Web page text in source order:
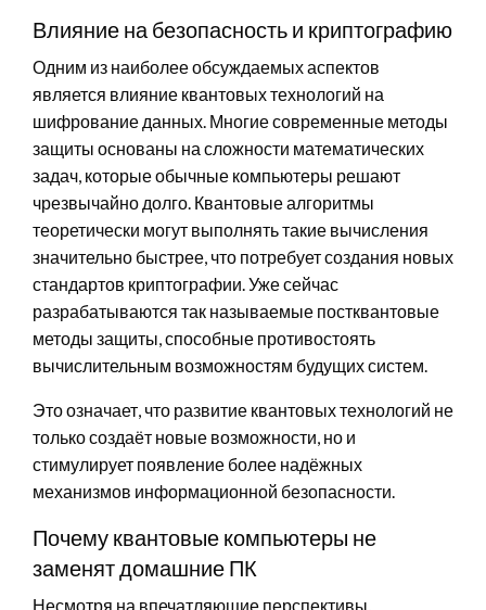
Влияние на безопасность и криптографию
Одним из наиболее обсуждаемых аспектов
является влияние квантовых технологий на
шифрование данных. Многие современные методы
защиты основаны на сложности математических
задач, которые обычные компьютеры решают
чрезвычайно долго. Квантовые алгоритмы
теоретически могут выполнять такие вычисления
значительно быстрее, что потребует создания новых
стандартов криптографии. Уже сейчас
разрабатываются так называемые постквантовые
методы защиты, способные противостоять
вычислительным возможностям будущих систем.
Это означает, что развитие квантовых технологий не
только создаёт новые возможности, но и
стимулирует появление более надёжных
механизмов информационной безопасности.
Почему квантовые компьютеры не
заменят домашние ПК
Несмотря на впечатляющие перспективы,